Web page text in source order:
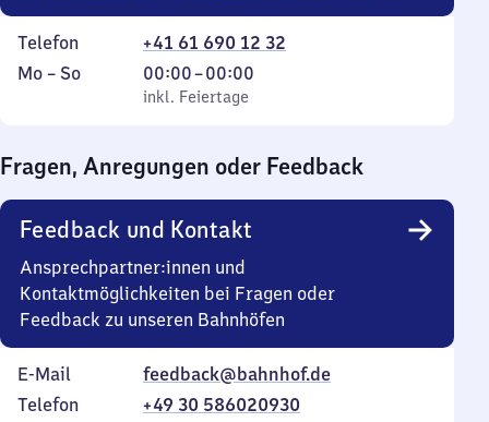
Telefon
+41 61 690 12 32
Montag
Mo – So,
inkl. Feiertage
00:00–00:00
Von
0
0
Uhr
inkl. Feiertage
Fragen, Anregungen oder Feedback
Feedback und Kontakt
Ansprechpartner:innen und
Kontaktmöglichkeiten bei Fragen oder
Feedback zu unseren Bahnhöfen
E-Mail
feedback@bahnhof.de
Telefon
+49 30 586020930